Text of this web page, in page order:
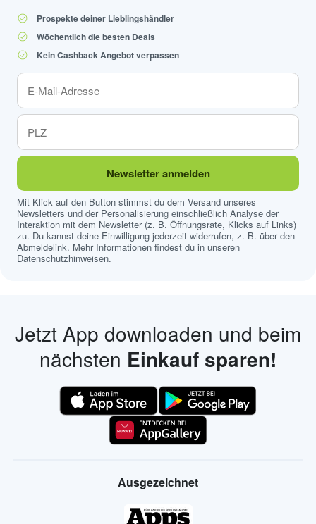
Prospekte deiner Lieblingshändler
Wöchentlich die besten Deals
Kein Cashback Angebot verpassen
Newsletter anmelden
Mit Klick auf den Button stimmst du dem Versand unseres
Newsletters und der Personalisierung einschließlich Analyse der
Interaktion mit dem Newsletter (z. B. Öffnungsrate, Klicks auf Links)
zu. Du kannst deine Einwilligung jederzeit widerrufen, z. B. über den
Abmeldelink. Mehr Informationen findest du in unseren
Datenschutzhinweisen.
Jetzt App downloaden und beim
nächsten Einkauf sparen!
Ausgezeichnet